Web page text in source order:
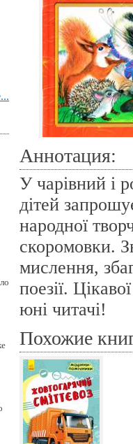
Аннотация:
У чарівний і
дітей
народної
скоромовки.
мислення,
поезії.
юні читачі!
Похожие